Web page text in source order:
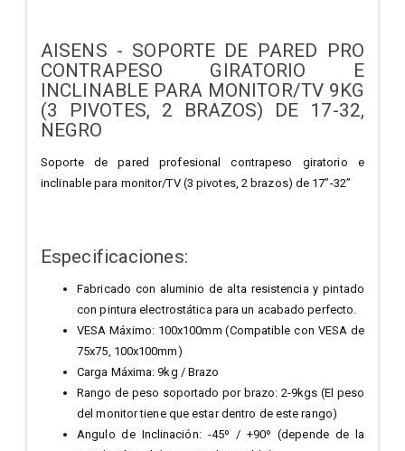
AISENS - SOPORTE DE PARED PRO
CONTRAPESO GIRATORIO E
INCLINABLE PARA MONITOR/TV 9KG
(3 PIVOTES, 2 BRAZOS) DE 17-32,
NEGRO
Soporte de pared profesional contrapeso giratorio e
inclinable para monitor/TV (3 pivotes, 2 brazos) de 17”-32”
Especificaciones:
Fabricado con aluminio de alta resistencia y pintado
con pintura electrostática para un acabado perfecto.
VESA Máximo: 100x100mm (Compatible con VESA de
75x75, 100x100mm)
Carga Máxima: 9kg / Brazo
Rango de peso soportado por brazo: 2-9kgs (El peso
del monitor tiene que estar dentro de este rango)
Angulo de Inclinación: -45º / +90º (depende de la